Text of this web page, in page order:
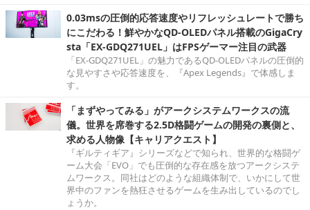
0.03msの圧倒的応答速度やリフレッシュレートで勝ち
にこだわる！鮮やかなQD-OLEDパネル搭載のGigaCry
sta「EX-GDQ271UEL」はFPSゲーマー注目の武器
「EX-GDQ271UEL」の魅力であるQD-OLEDパネルの圧倒的
な見やすさや応答速度を、『Apex Legends』で体感しま
す。
「まずやってみる」がアークシステムワークスの流
儀。世界を席巻する2.5D格闘ゲームの開発の裏側と、
求める人物像【キャリアクエスト】
『ギルティギア』シリーズなどで知られ、世界的な格闘ゲ
ーム大会「EVO」でも圧倒的な存在感を放つアークシステ
ムワークス。同社はどのような組織体制で、いかにして世
界中のファンを熱狂させるゲームを生み出しているのでし
ょうか。